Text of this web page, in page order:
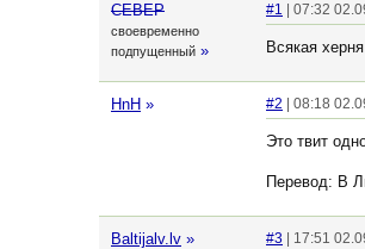
CEBEP
своевременно
подпущенный »
#1 | 07:32
Всякая
HnH » #2 | 08:18
Это твит
Перевод: В
Baltijalv.lv » #3 | 17:51